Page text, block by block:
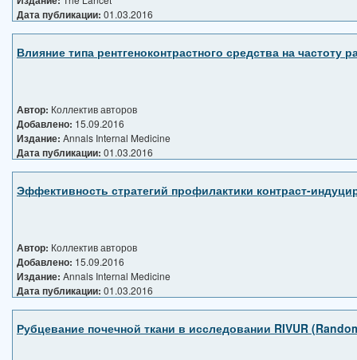
Дата публикации: 01.03.2016
Влияние типа рентгеноконтрастного средства на
Автор: Коллектив авторов
Добавлено: 15.09.2016
Издание: Annals Internal Medicine
Дата публикации: 01.03.2016
Эффективность стратегий профилактики контраст-
Автор: Коллектив авторов
Добавлено: 15.09.2016
Издание: Annals Internal Medicine
Дата публикации: 01.03.2016
Рубцевание почечной ткани в исследовании RIVUR